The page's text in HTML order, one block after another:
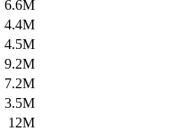
6.6M
4.4M
4.5M
9.2M
7.2M
3.5M
12M